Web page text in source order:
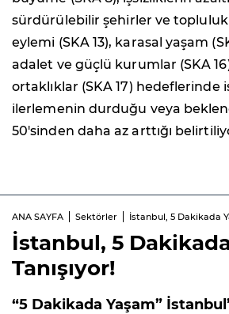
sürdürülebilir şehirler ve
eylemi (SKA 13), karasal yaşam
adalet ve güçlü kurumlar (SKA
ortaklıklar (SKA 17) hedeflerinde
ilerlemenin durduğu veya
50'sinden daha az arttığı
ANA SAYFA Sektörler İstanbul, 5 Dakikada
İstanbul, 5
Tanışıyor!
“5 Dakikada Yaşam”